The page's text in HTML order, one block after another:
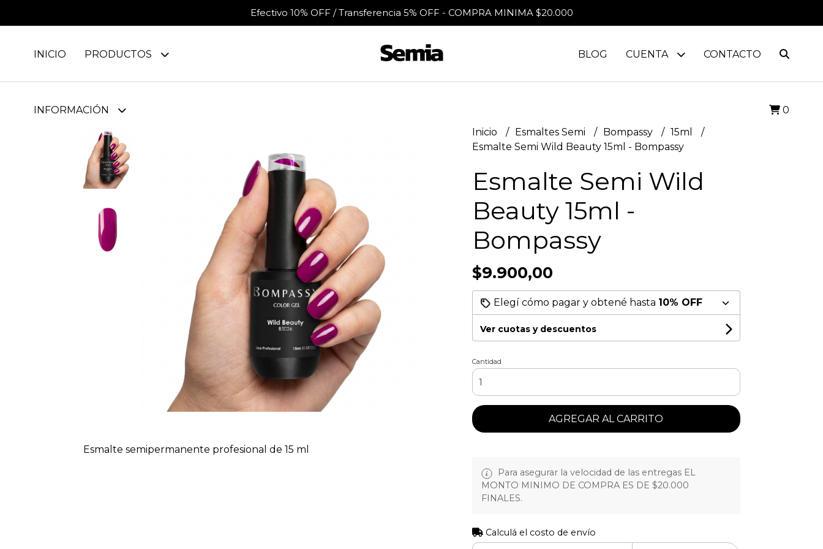
Efectivo 10% OFF / Transferencia 5% OFF - COMPRA MINIMA $20.000
INICIO PRODUCTOS
INFORMACIÓN
BLOG CUENTA CONTACTO
0
Esmalte semipermanente profesional de 15 ml
Inicio Esmaltes Semi Bompassy
15ml
Esmalte Semi Wild Beauty 15ml - Bompassy
Esmalte Semi Wild
Beauty 15ml -
Bompassy
$9.900,00
Elegí cómo pagar y obtené hasta 10% OFF
Ver cuotas y descuentos
Cantidad
AGREGAR AL CARRITO
Para asegurar la velocidad de las entregas EL
MONTO MINIMO DE COMPRA ES DE $20.000
FINALES.
Calculá el costo de envío